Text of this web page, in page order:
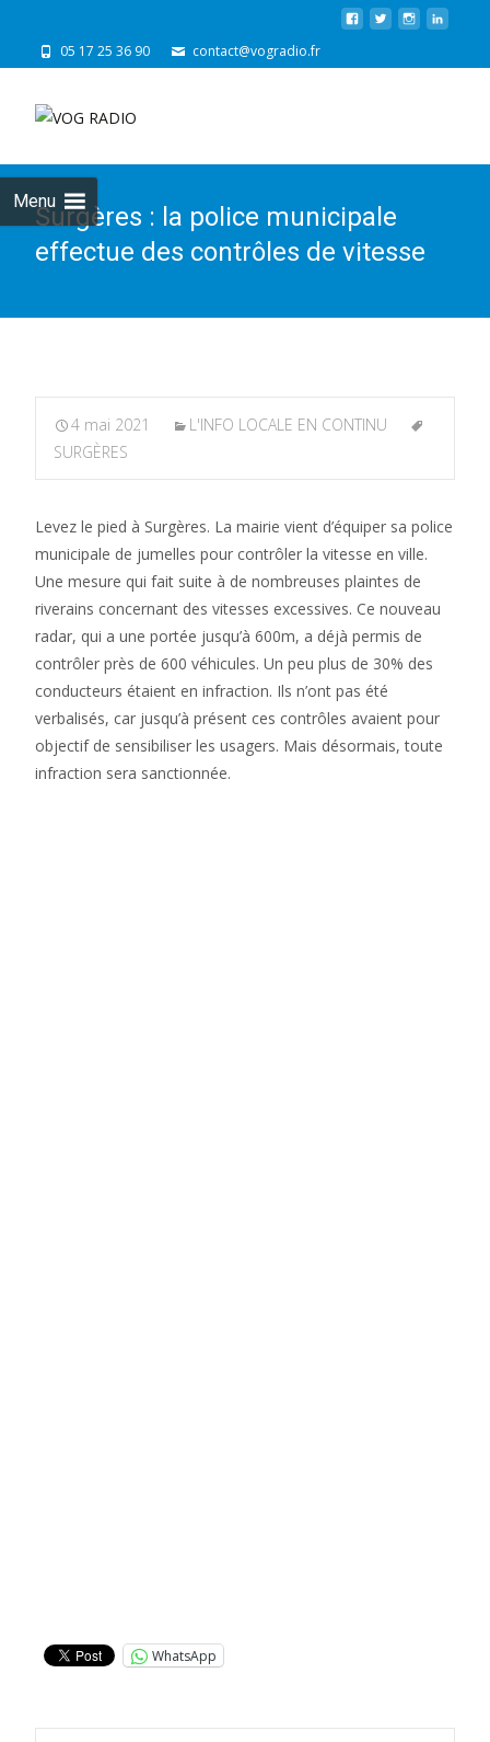
05 17 25 36 90 contact@vogradio.fr
Menu
Surgères : la police municipale
effectue des contrôles de vitesse
4 mai 2021
L'INFO LOCALE EN CONTINU
SURGÈRES
Levez le pied à Surgères. La mairie vient d’équiper sa police
municipale de jumelles pour contrôler la vitesse en ville.
Une mesure qui fait suite à de nombreuses plaintes de
riverains concernant des vitesses excessives. Ce nouveau
radar, qui a une portée jusqu’à 600m, a déjà permis de
contrôler près de 600 véhicules. Un peu plus de 30% des
conducteurs étaient en infraction. Ils n’ont pas été
verbalisés, car jusqu’à présent ces contrôles avaient pour
objectif de sensibiliser les usagers. Mais désormais, toute
infraction sera sanctionnée.
WhatsApp